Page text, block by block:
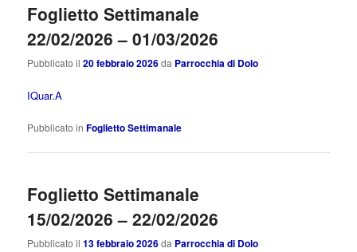
Foglietto Settimanale
22/02/2026 – 01/03/2026
Pubblicato il20 febbraio 2026da Parrocchia di Dolo
IQuar.A
Pubblicato in Foglietto Settimanale
Foglietto Settimanale
15/02/2026 – 22/02/2026
Pubblicato il13 febbraio 2026da Parrocchia di Dolo